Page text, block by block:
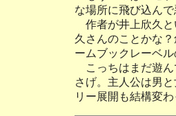
な場所に飛び込ん
作者が井上欣久と
久さんのことかな
ームブックレーベ
こっちはまだ遊ん
さげ。主人公は男
リー展開も結構変